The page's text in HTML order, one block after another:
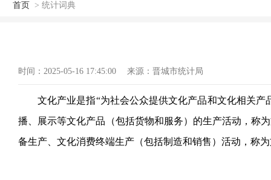
首页 > 统计词典
时间： 2025-05-16 17:45:00 来源： 晋城市统计局
文化产业是指“为社会公众提供文化产品和文化相关
播、展示等文化产品（包括货物和服务）的生产活动，称
备生产、文化消费终端生产（包括制造和销售）活动，称